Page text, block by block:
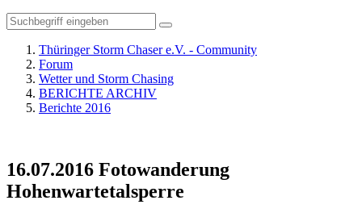
Thüringer Storm Chaser e.V. - Community
Forum
Wetter und Storm Chasing
BERICHTE ARCHIV
Berichte 2016
16.07.2016 Fotowanderung
Hohenwartetalsperre